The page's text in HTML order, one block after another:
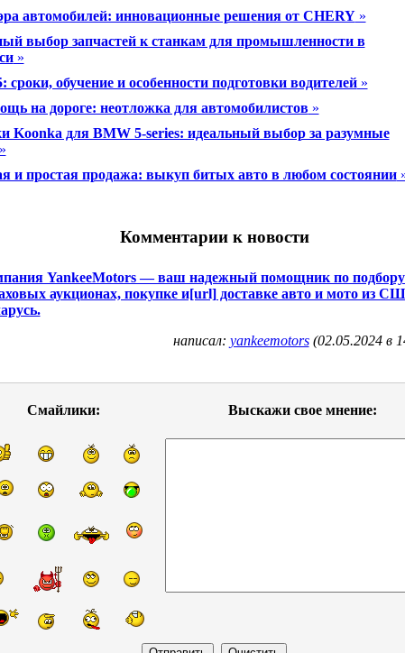
автомобилей: инновационные решения от CHERY»
выбор запчастей к станкам для промышленности в
»
сроки, обучение и особенности подготовки водителей»
на дороге: неотложка для автомобилистов»
Koonka для BMW 5-series: идеальный выбор за разумные
и простая продажа: выкуп битых авто в любом состоянии
Комментарии к новости
YankeeMotors — ваш надежный помощник по
аукционах, покупке и[url] доставке авто и мото из
написал: yankeemotors(02.05.2024 в
Смайлики: Выскажи свое мнение: